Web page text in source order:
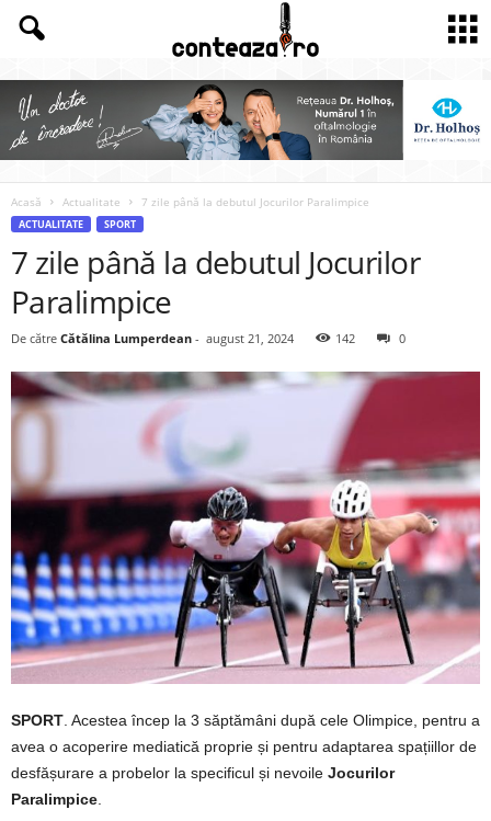
Acasă Actualitate 7 zile până la debutul Jocurilor Paralimpice
ACTUALITATE SPORT
7 zile până la debutul Jocurilor
Paralimpice
De către Cătălina Lumperdean - august 21, 2024 142 0
SPORT. Acestea încep la 3 săptămâni după cele Olimpice, pentru a
avea o acoperire mediatică proprie și pentru adaptarea spațiillor de
desfășurare a probelor la specificul și nevoile Jocurilor
Paralimpice.